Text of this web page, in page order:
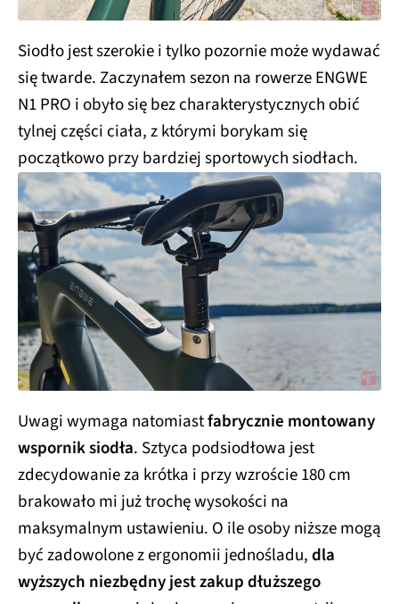
Siodło jest szerokie i tylko pozornie może wydawać
się twarde. Zaczynałem sezon na rowerze ENGWE
N1 PRO i obyło się bez charakterystycznych obić
tylnej części ciała, z którymi borykam się
początkowo przy bardziej sportowych siodłach.
Uwagi wymaga natomiastfabrycznie montowany
wspornik siodła. Sztyca podsiodłowa jest
zdecydowanie za krótka i przy wzroście 180 cm
brakowało mi już trochę wysokości na
maksymalnym ustawieniu. O ile osoby niższe mogą
być zadowolone z ergonomii jednośladu,dla
wyższych niezbędny jest zakup dłuższego